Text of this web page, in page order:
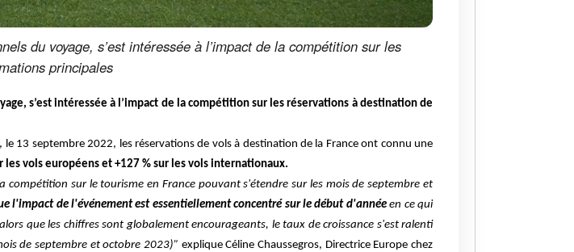
du voyage, s’est intéressée à l’impact de la compétition sur les
principales
s’est intéressée à l’impact de la compétition sur les réservations à destination de
13 septembre 2022, les réservations de vols à destination de la France ont connu une
vols européens et +127 % sur les vols internationaux.
sur le tourisme en France pouvant s'étendre sur les mois de septembre et
l'impact de l'événement est essentiellement concentré sur le début d'annéeen ce qui
que les chiffres sont globalement encourageants, le taux de croissance s'est ralenti
de septembre et octobre 2023)” explique Céline Chaussegros, Directrice Europe chez